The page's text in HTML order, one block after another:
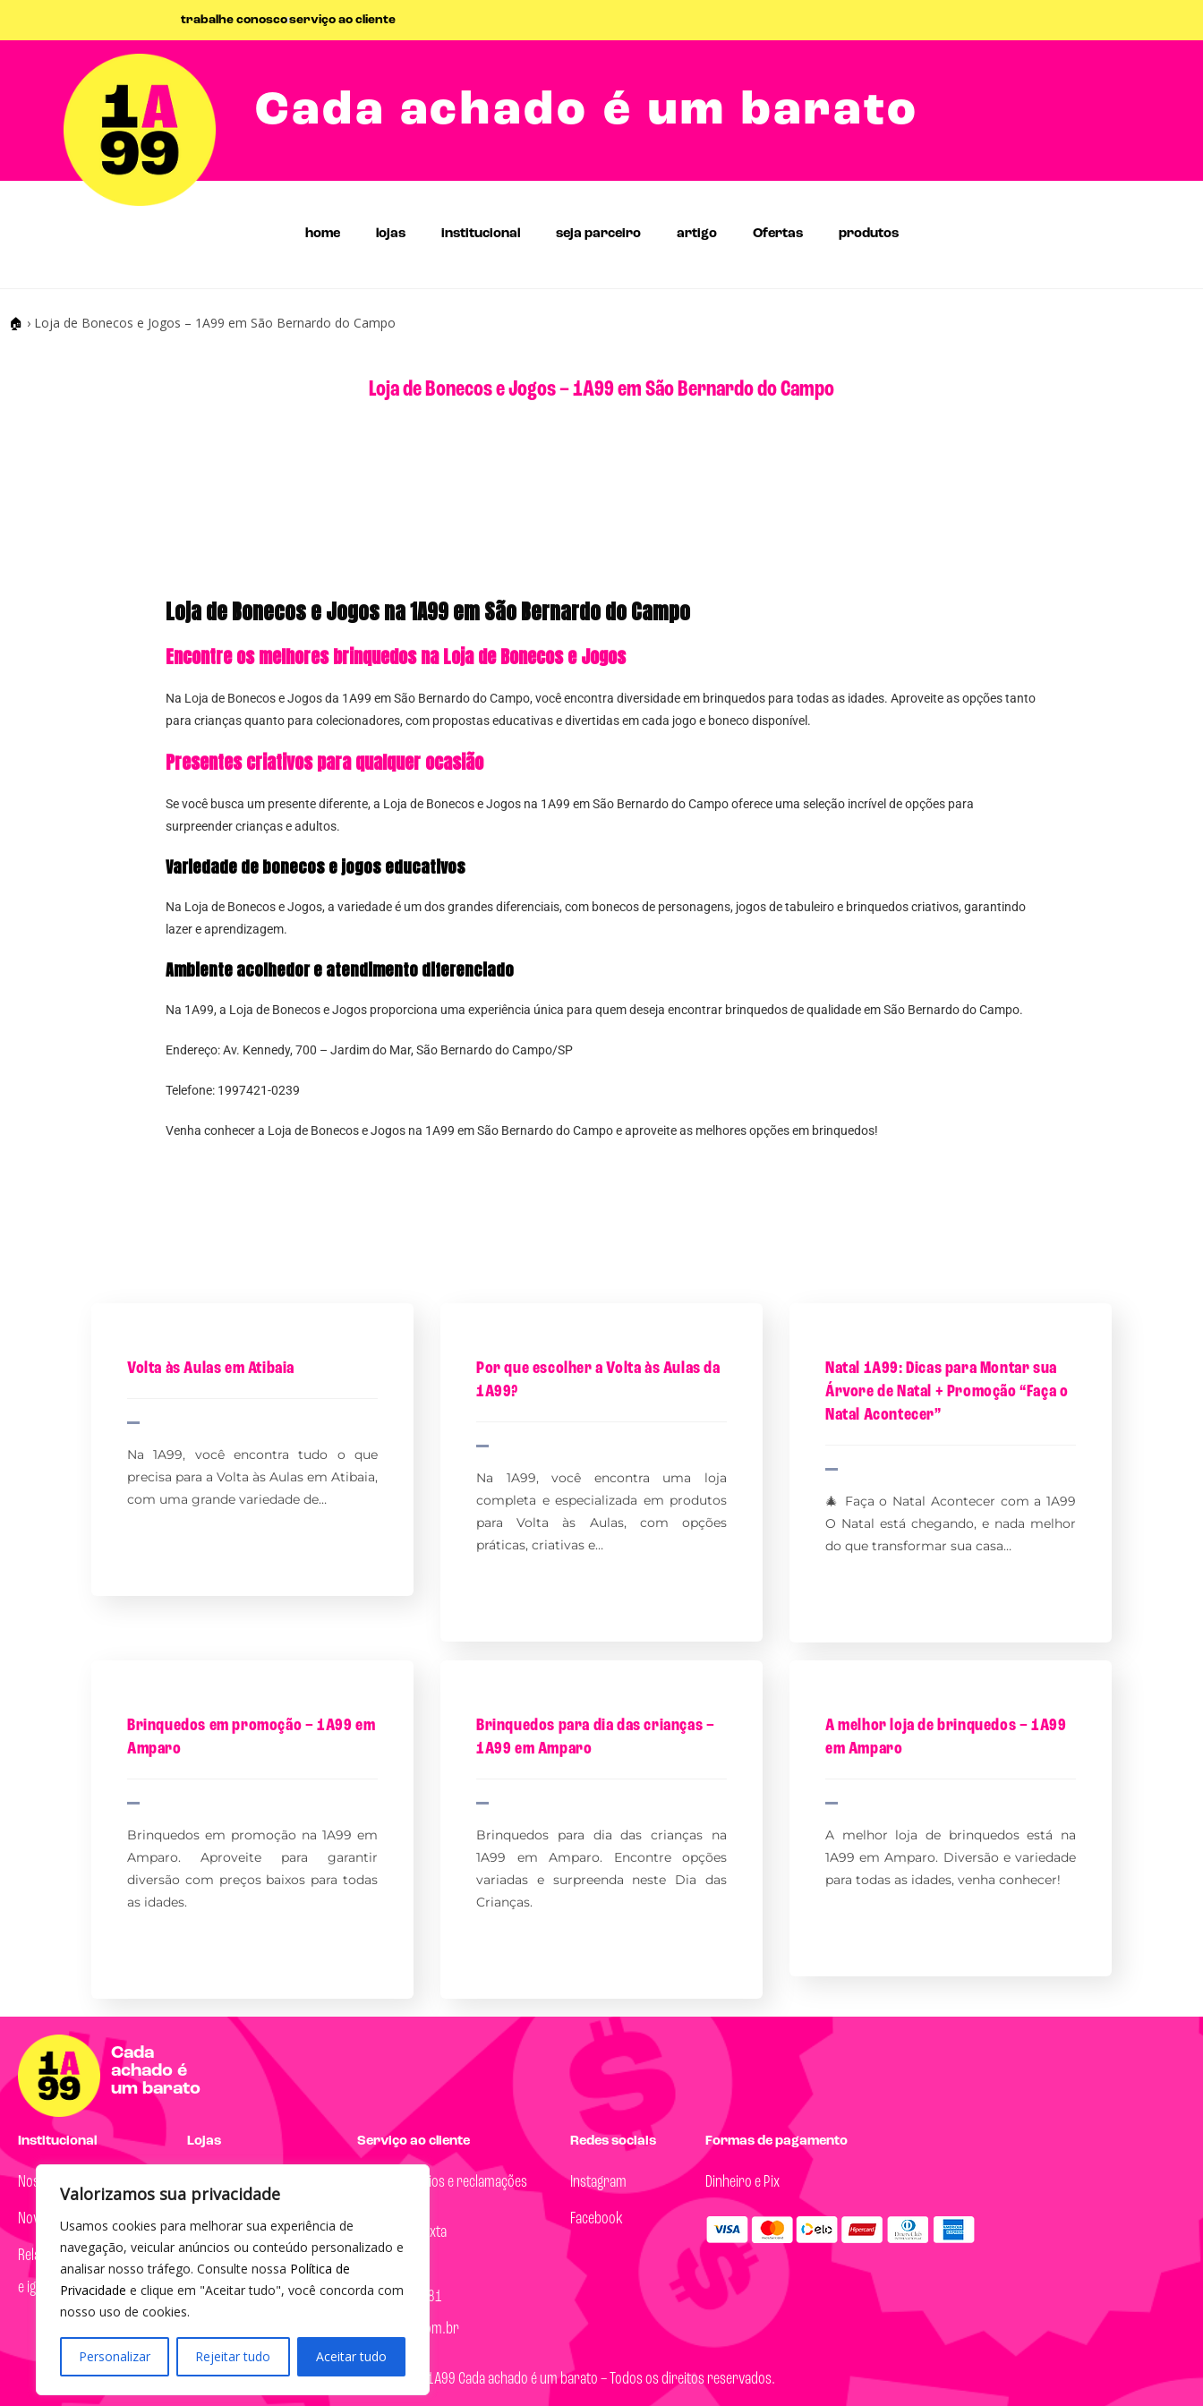
Valorizamos sua privacidade
Usamos cookies para melhorar sua experiência de
navegação, veicular anúncios ou conteúdo personalizado e
analisar nosso tráfego. Consulte nossa Política de
Privacidade e clique em "Aceitar tudo", você concorda com
nosso uso de cookies.
Personalizar Rejeitar tudo Aceitar tudo
trabalhe conoscoserviço ao cliente
Cada achado é um barato
home lojas institucional seja parceiro artigo Ofertas produtos
🏠 › Loja de Bonecos e Jogos – 1A99 em São Bernardo do Campo
Loja de Bonecos e Jogos – 1A99 em São Bernardo do Campo
Loja de Bonecos e Jogos na 1A99 em São Bernardo do Campo
Encontre os melhores brinquedos na Loja de Bonecos e Jogos
Na Loja de Bonecos e Jogos da 1A99 em São Bernardo do Campo, você encontra diversidade em brinquedos para todas as idades. Aproveite as opções tanto
para crianças quanto para colecionadores, com propostas educativas e divertidas em cada jogo e boneco disponível.
Presentes criativos para qualquer ocasião
Se você busca um presente diferente, a Loja de Bonecos e Jogos na 1A99 em São Bernardo do Campo oferece uma seleção incrível de opções para
surpreender crianças e adultos.
Variedade de bonecos e jogos educativos
Na Loja de Bonecos e Jogos, a variedade é um dos grandes diferenciais, com bonecos de personagens, jogos de tabuleiro e brinquedos criativos, garantindo
lazer e aprendizagem.
Ambiente acolhedor e atendimento diferenciado
Na 1A99, a Loja de Bonecos e Jogos proporciona uma experiência única para quem deseja encontrar brinquedos de qualidade em São Bernardo do Campo.
Endereço: Av. Kennedy, 700 – Jardim do Mar, São Bernardo do Campo/SP
Telefone: 1997421-0239
Venha conhecer a Loja de Bonecos e Jogos na 1A99 em São Bernardo do Campo e aproveite as melhores opções em brinquedos!
Volta às Aulas em Atibaia
Na 1A99, você encontra tudo o que
precisa para a Volta às Aulas em Atibaia,
com uma grande variedade de…
Por que escolher a Volta às Aulas da
1A99?
Na 1A99, você encontra uma loja
completa e especializada em produtos
para Volta às Aulas, com opções
práticas, criativas e…
Natal 1A99: Dicas para Montar sua
Árvore de Natal + Promoção “Faça o
Natal Acontecer”
🎄 Faça o Natal Acontecer com a 1A99
O Natal está chegando, e nada melhor
do que transformar sua casa…
Brinquedos em promoção – 1A99 em
Amparo
Brinquedos em promoção na 1A99 em
Amparo. Aproveite para garantir
diversão com preços baixos para todas
as idades.
Brinquedos para dia das crianças –
1A99 em Amparo
Brinquedos para dia das crianças na
1A99 em Amparo. Encontre opções
variadas e surpreenda neste Dia das
Crianças.
A melhor loja de brinquedos – 1A99
em Amparo
A melhor loja de brinquedos está na
1A99 em Amparo. Diversão e variedade
para todas as idades, venha conhecer!
Cada
achado é
um barato
Institucional
Nossa história
Nova marca
Relatório de transparência
e igualdade salarial
Lojas Serviço ao cliente
Dúvidas, elogios e reclamações
Segunda a Sexta
(19) 3014-8081
sac@1a99.com.br
Redes sociais
Instagram
Facebook
Formas de pagamento
Dinheiro e Pix
© 2023 por Agência Maples. Loja 1A99 Cada achado é um barato – Todos os direitos reservados.